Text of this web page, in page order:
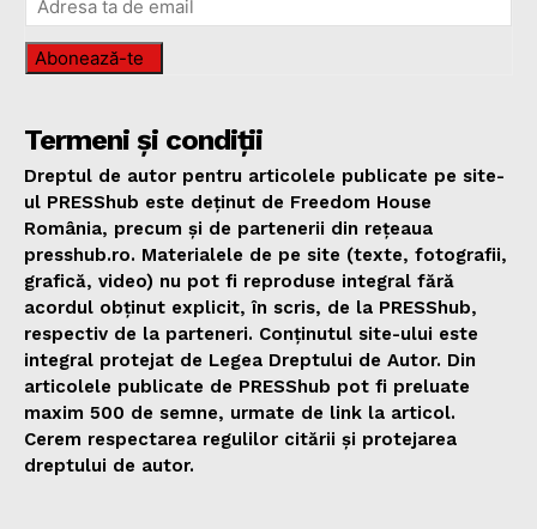
Abonează-te
Termeni și condiții
Dreptul de autor pentru articolele publicate pe site-
ul PRESShub este deținut de Freedom House
România, precum și de partenerii din rețeaua
presshub.ro. Materialele de pe site (texte, fotografii,
grafică, video) nu pot fi reproduse integral fără
acordul obținut explicit, în scris, de la PRESShub,
respectiv de la parteneri. Conținutul site-ului este
integral protejat de Legea Dreptului de Autor. Din
articolele publicate de PRESShub pot fi preluate
maxim 500 de semne, urmate de link la articol.
Cerem respectarea regulilor citării și protejarea
dreptului de autor.